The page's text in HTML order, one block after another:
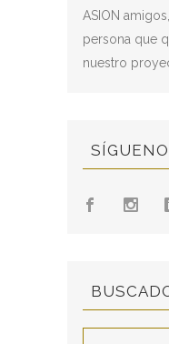
ASION
persona que
nuestro